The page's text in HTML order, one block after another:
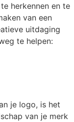
herkennen en te
van een
uitdaging
te helpen:
je logo, is het
van je merk